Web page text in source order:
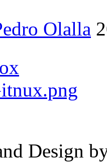
Olalla
Design